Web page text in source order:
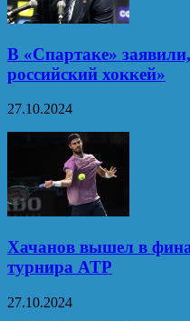
В «Спартаке»
российский хоккей»
27.10.2024
Хачанов вышел в
турнира ATP
27.10.2024